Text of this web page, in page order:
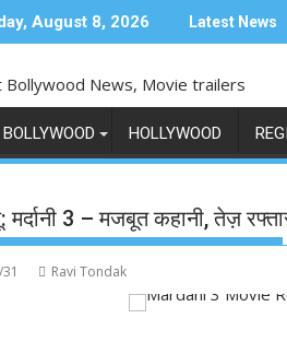
August 8, 2026 Latest News
पर होगा प्रीमियर
Raajnanndini: A Powerful Story
BOLLYWOOD HOLLYWOOD
मर्दानी 3 – मजबूत कहानी, तेज़
Ravi Tondak